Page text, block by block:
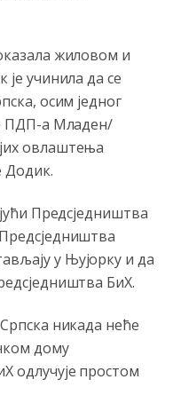
жиловом и
је учинила да се
осим једног
ПДП-а Младен/
овлаштења
Додик.
Предсједништва
у Њујорку и да
БиХ.
никада неће
дому
одлучује простом
slučajeve? Mrski
pored zdravstvene
pazite možda je
nije za Kosovo
se kačiti sa